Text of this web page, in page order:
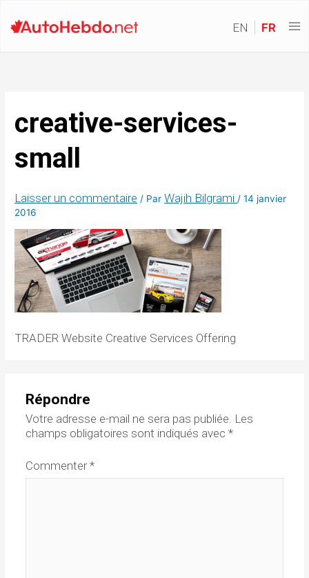
EN FR
creative-services-
small
Laisser un commentaire / ParWajih Bilgrami/14 janvier
2016
TRADER Website Creative Services Offering
Répondre
Votre adresse e-mail ne sera pas publiée. Les
champs obligatoires sont indiqués avec *
Commenter*